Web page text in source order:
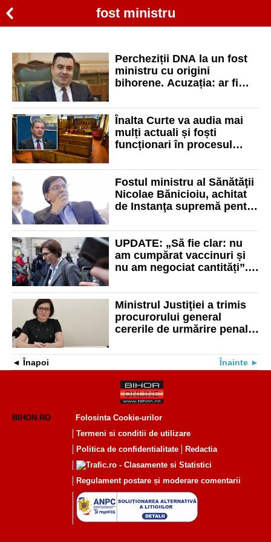
fost ministru
Percheziții DNA la un fost
ministru cu origini
bihorene. Acuzația: ar fi
RAR
Înalta Curte va audia mai
mulți actuali și foști
funcționari în procesul
Sănătății, Florian Bodog
Fostul ministru al Sănătăţii
Nicolae Bănicioiu, achitat
de Instanţa supremă pentru
Ce spun judecătorii
UPDATE: „Să fie clar: nu
am cumpărat vaccinuri și
nu am negociat cantități”.
în serviciu
Ministrul Justiţiei a trimis
procurorului general
cererile de urmărire penală
Înapoi Înainte
BIHON.RO
Folosinta Cookie-urilor
Termeni si conditii de utilizare
Politica de confidentialitate
Redactia
Regulament postare și moderare comentarii